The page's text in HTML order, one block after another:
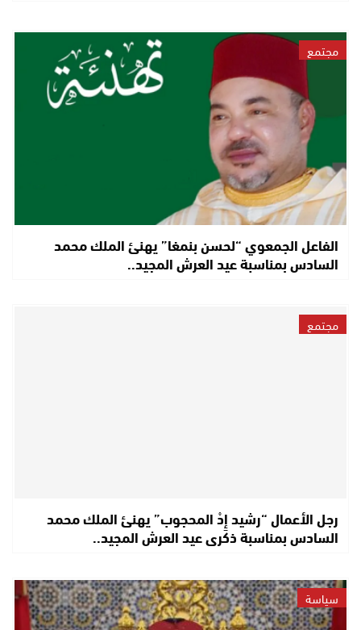
مجتمع
الفاعل الجمعوي “لحسن بنمغا” يهنئ الملك محمد
السادس بمناسبة عيد العرش المجيد..
مجتمع
رجل الأعمال “رشيد إِدْ المحجوب” يهنئ الملك محمد
السادس بمناسبة ذكرى عيد العرش المجيد..
سياسة